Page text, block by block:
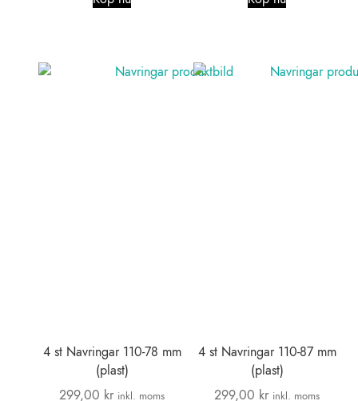
4 st Navringar 110-78 mm
(plast)
299,00 kr inkl. moms
4 st Navringar 110-87 mm
(plast)
299,00 kr inkl. moms